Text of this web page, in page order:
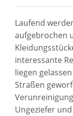
Laufend
aufgebrochen
interessante
liegen
Straßen
Ungeziefer